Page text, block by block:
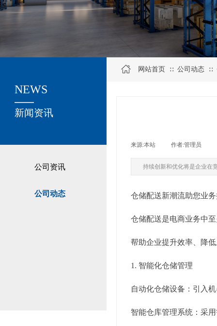
公司资讯
公司动态
关于我们
新闻资讯
NEWS
网站首页 ∷ 公司动态 ∷
来源:本站 作者:管理员
持续创新和优化将是企业在
仓储配送新潮流助您业
仓储配送是电商业务中
帮助企业提升效率、降
1. 智能化仓储管理
自动化仓储设备：引入
智能仓库管理系统：采